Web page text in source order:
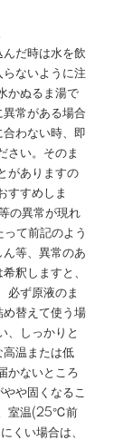
だ時は水を飲
ないように注
かぬるま湯で
常がある場合
わない時、即
さい。そのま
がありますの
すすめしま
の異常が現れ
て前記のよう
等、異常のあ
釈しますと、
必ず原液のま
め替えて使う場
、しっかりと
高温または低
かないところ
や固くなるこ
。室温(25℃前
くい場合は、